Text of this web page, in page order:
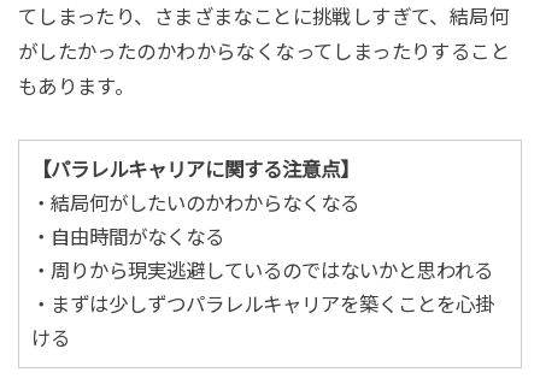
てしまったり、さまざまなことに挑戦しすぎて、結局何
がしたかったのかわからなくなってしまったりすること
もあります。
【パラレルキャリアに関する注意点】
・結局何がしたいのかわからなくなる
・自由時間がなくなる
・周りから現実逃避しているのではないかと思われる
・まずは少しずつパラレルキャリアを築くことを心掛
ける